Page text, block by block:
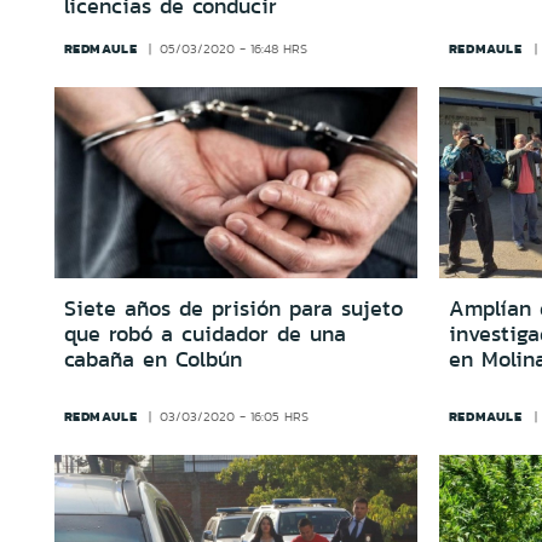
licencias de conducir
REDMAULE 05/03/2020 - 16:48 HRS REDMAULE
Siete años de prisión para sujeto
que robó a cuidador de una
cabaña en Colbún
REDMAULE 03/03/2020 - 16:05 HRS
Amplían
en
REDMAULE